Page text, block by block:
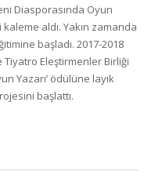
Diasporasında Oyun
aldı. Yakın zamanda
başladı. 2017-2018
Tiyatro Eleştirmenler Birliği
Yazarı’ ödülüne layık
başlattı.